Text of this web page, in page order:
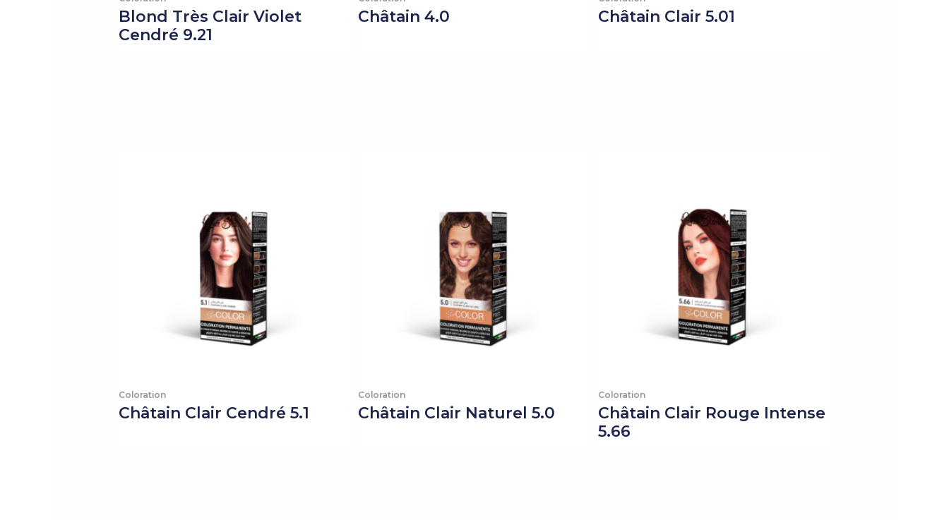
Blond Très Clair Violet
Cendré 9.21
Châtain 4.0 Châtain Clair 5.01
Coloration
Châtain Clair Cendré 5.1
Coloration
Châtain Clair Naturel 5.0
Coloration
Châtain Clair Rouge Intense
5.66